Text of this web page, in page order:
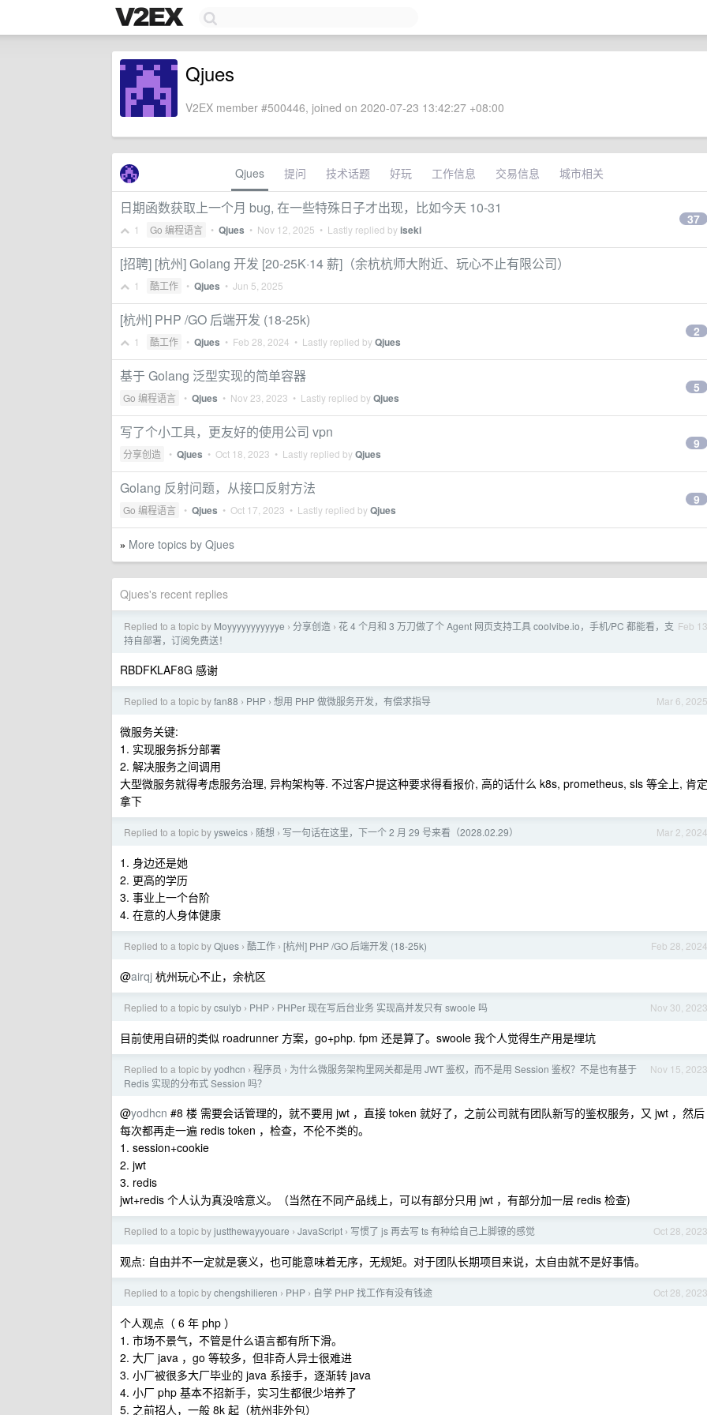
Qjues
V2EX member #500446, joined on 2020-07-23 13:42:27 +08:00
Qjues 提问 技术话题 好玩 工作信息 交易信息 城市相关
日期函数获取上一个月 bug, 在一些特殊日子才出现，比如今天 10-31
1 Go 编程语言 • Qjues • Nov 12, 2025 • Lastly replied byiseki
37
[招聘] [杭州] Golang 开发 [20-25K·14 薪]（余杭杭师大附近、玩心不止有限公司）
1 酷工作 • Qjues • Jun 5, 2025
[杭州] PHP /GO 后端开发 (18-25k)
1 酷工作 • Qjues • Feb 28, 2024 • Lastly replied byQjues
2
基于 Golang 泛型实现的简单容器
Go 编程语言 • Qjues • Nov 23, 2023 • Lastly replied byQjues
5
写了个小工具，更友好的使用公司 vpn
分享创造 • Qjues • Oct 18, 2023 • Lastly replied byQjues
9
Golang 反射问题，从接口反射方法
Go 编程语言 • Qjues • Oct 17, 2023 • Lastly replied byQjues
9
» More topics by Qjues
Qjues's recent replies
Feb 13
Replied to a topic by Moyyyyyyyyyyye › 分享创造 › 花 4 个月和 3 万刀做了个 Agent 网页支持工具 coolvibe.io，手机/PC 都能看，支
持自部署，订阅免费送！
RBDFKLAF8G 感谢
Mar 6, 2025
Replied to a topic byfan88 › PHP › 想用 PHP 做微服务开发，有偿求指导
微服务关键:
1. 实现服务拆分部署
2. 解决服务之间调用
大型微服务就得考虑服务治理, 异构架构等. 不过客户提这种要求得看报价, 高的话什么 k8s, prometheus, sls 等全上, 肯定
拿下
Mar 2, 2024
Replied to a topic byysweics › 随想 › 写一句话在这里，下一个 2 月 29 号来看（2028.02.29）
1. 身边还是她
2. 更高的学历
3. 事业上一个台阶
4. 在意的人身体健康
Feb 28, 2024
Replied to a topic byQjues › 酷工作 › [杭州] PHP /GO 后端开发 (18-25k)
@airqj 杭州玩心不止，余杭区
Nov 30, 2023
Replied to a topic bycsulyb › PHP › PHPer 现在写后台业务 实现高并发只有 swoole 吗
目前使用自研的类似 roadrunner 方案，go+php. fpm 还是算了。swoole 我个人觉得生产用是埋坑
Nov 15, 2023
Replied to a topic byyodhcn › 程序员 › 为什么微服务架构里网关都是用 JWT 鉴权，而不是用 Session 鉴权？不是也有基于
Redis 实现的分布式 Session 吗？
@yodhcn #8 楼 需要会话管理的，就不要用 jwt ，直接 token 就好了，之前公司就有团队新写的鉴权服务，又 jwt ，然后
每次都再走一遍 redis token ，检查，不伦不类的。
1. session+cookie
2. jwt
3. redis
jwt+redis 个人认为真没啥意义。（当然在不同产品线上，可以有部分只用 jwt ，有部分加一层 redis 检查)
Oct 28, 2023
Replied to a topic byjustthewayyouare › JavaScript › 写惯了 js 再去写 ts 有种给自己上脚镣的感觉
观点: 自由并不一定就是褒义，也可能意味着无序，无规矩。对于团队长期项目来说，太自由就不是好事情。
Oct 28, 2023
Replied to a topic bychengshilieren › PHP › 自学 PHP 找工作有没有钱途
个人观点（ 6 年 php ）
1. 市场不景气，不管是什么语言都有所下滑。
2. 大厂 java ，go 等较多，但非奇人异士很难进
3. 小厂被很多大厂毕业的 java 系接手，逐渐转 java
4. 小厂 php 基本不招新手，实习生都很少培养了
5. 之前招人，一般 8k 起（杭州非外包）